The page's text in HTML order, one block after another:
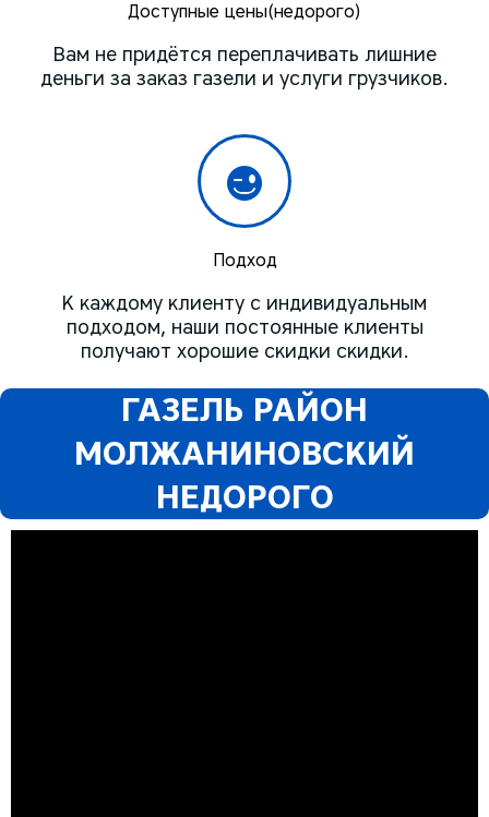
Доступные цены(недорого)
Вам не придётся переплачивать лишние
деньги за заказ газели и услуги грузчиков.
Подход
К каждому клиенту с индивидуальным
подходом, наши постоянные клиенты
получают хорошие скидки скидки.
ГАЗЕЛЬ РАЙОН
МОЛЖАНИНОВСКИЙ
НЕДОРОГО